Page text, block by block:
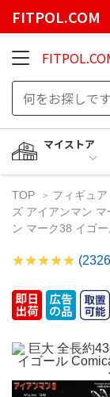
FITPOL.COM
マイストア
TOP フィギュア
ズ アイアンマン
ン マーク38 イゴ